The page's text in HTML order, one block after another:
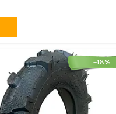
–18%